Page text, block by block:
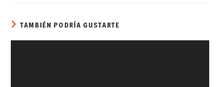
TAMBIÉN PODRÍA GUSTARTE